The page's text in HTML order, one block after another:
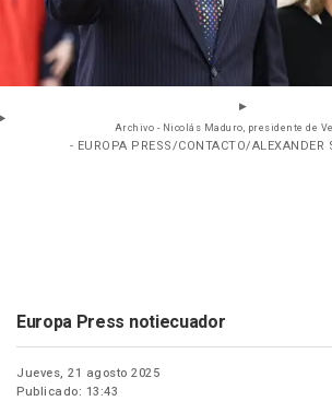
Archivo - Nicolás Maduro, presidente de
- EUROPA PRESS/CONTACTO/ALEXANDER
Europa Press notiecuador
Jueves, 21 agosto 2025
Publicado: 13:43